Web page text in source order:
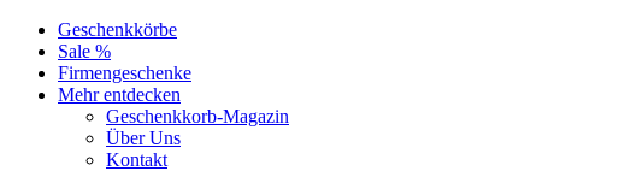
Geschenkkörbe
Sale %
Firmengeschenke
Mehr entdecken
Geschenkkorb-Magazin
Über Uns
Kontakt